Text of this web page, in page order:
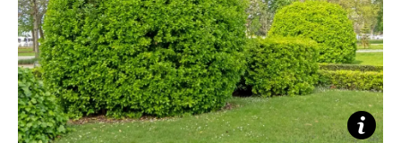
KVÍZY A TESTY